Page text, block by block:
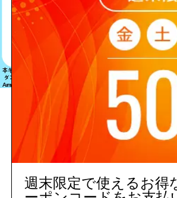
該当する商品は見
週末限定で使えるお得